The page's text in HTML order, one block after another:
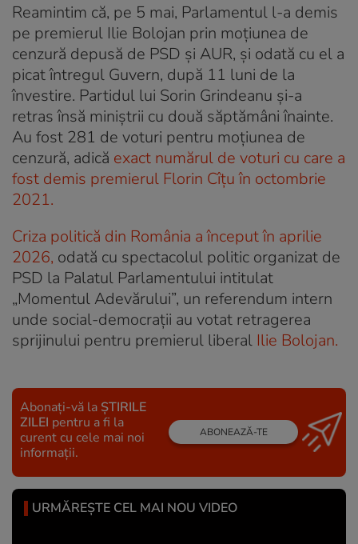
Reamintim că, pe 5 mai, Parlamentul l-a demis
pe premierul Ilie Bolojan prin moțiunea de
cenzură depusă de PSD și AUR, și odată cu el a
picat întregul Guvern, după 11 luni de la
învestire. Partidul lui Sorin Grindeanu și-a
retras însă miniștrii cu două săptămâni înainte.
Au fost 281 de voturi pentru moțiunea de
cenzură, adică exact numărul de voturi cu care a
fost demis premierul Florin Cîțu în octombrie
2021.
Criza politică din România a început în aprilie
2026, odată cu spectacolul politic organizat de
PSD la Palatul Parlamentului intitulat
„Momentul Adevărului”, un referendum intern
unde social-democrații au votat retragerea
sprijinului pentru premierul liberal Ilie Bolojan.
Abonați-vă la ȘTIRILE
ZILEI pentru a fi la
curent cu cele mai noi
informații.
ABONEAZĂ-TE
URMĂREȘTE CEL MAI NOU VIDEO